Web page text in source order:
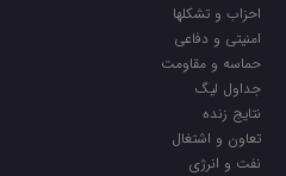
احزاب و تشکلها
امنیتی و دفاعی
حماسه و مقاومت
جداول لیگ
نتایج زنده
تعاون و اشتغال
نفت و انرژی